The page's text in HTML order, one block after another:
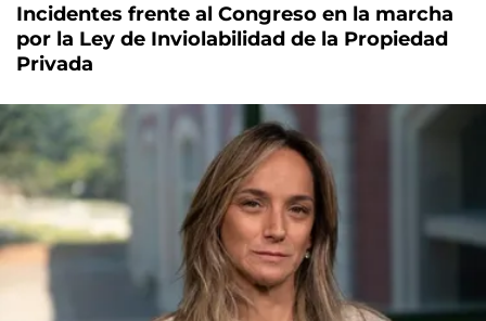
Incidentes frente al Congreso en la marcha
por la Ley de Inviolabilidad de la Propiedad
Privada